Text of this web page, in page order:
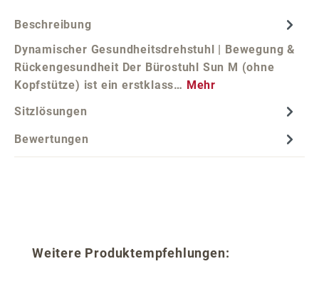
Beschreibung
Dynamischer Gesundheitsdrehstuhl | Bewegung &
Rückengesundheit Der Bürostuhl Sun M (ohne
Kopfstütze) ist ein erstklass… Mehr
Sitzlösungen
Bewertungen
Produktgalerie überspringen
Weitere Produktempfehlungen: